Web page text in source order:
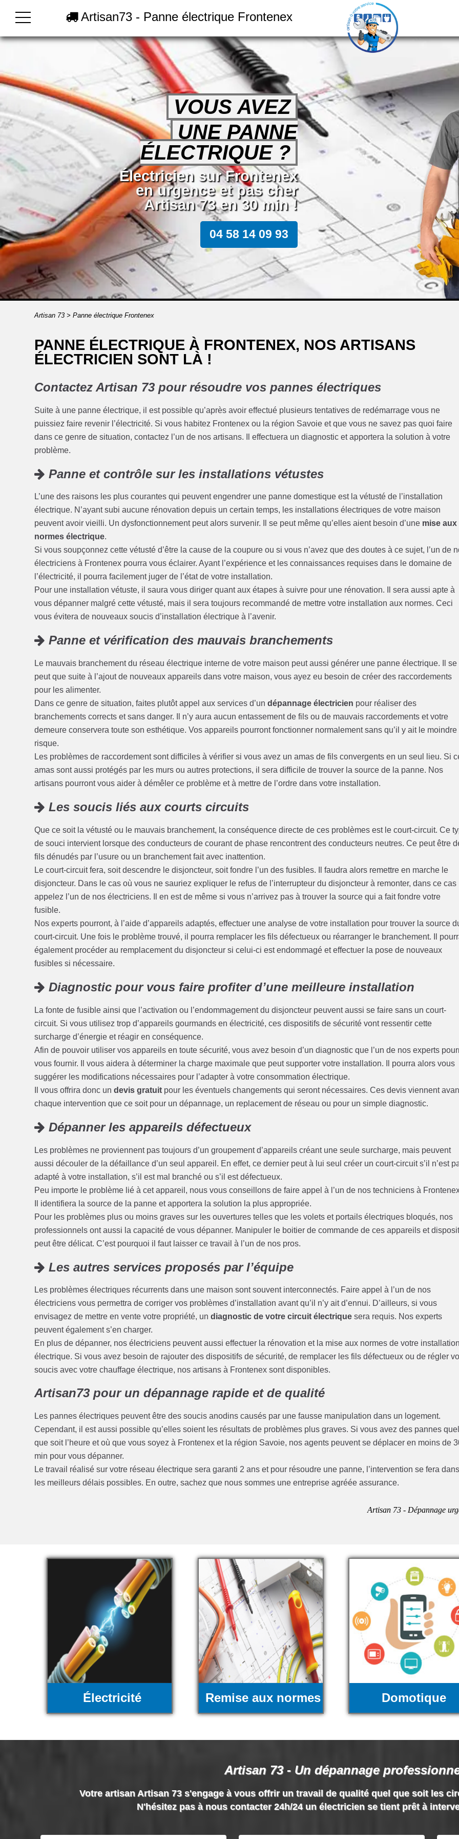
Artisan73 - Panne électrique Frontenex
VOUS AVEZ
UNE PANNE
ÉLECTRIQUE ?
Électricien sur Frontenex
en urgence et pas cher
Artisan 73 en 30 min !
04 58 14 09 93
Artisan 73> Panne électrique Frontenex
PANNE ÉLECTRIQUE À FRONTENEX, NOS ARTISANS
ÉLECTRICIEN SONT LÀ !
Contactez Artisan 73 pour résoudre vos pannes électriques
Suite à une panne électrique, il est possible qu’après avoir effectué plusieurs tentatives de redémarrage vous ne
puissiez faire revenir l’électricité. Si vous habitez Frontenex ou la région Savoie et que vous ne savez pas quoi faire
dans ce genre de situation, contactez l’un de nos artisans. Il effectuera un diagnostic et apportera la solution à votre
problème.
Panne et contrôle sur les installations vétustes
L’une des raisons les plus courantes qui peuvent engendrer une panne domestique est la vétusté de l’installation
électrique. N’ayant subi aucune rénovation depuis un certain temps, les installations électriques de votre maison
peuvent avoir vieilli. Un dysfonctionnement peut alors survenir. Il se peut même qu’elles aient besoin d’une mise aux
normes électrique.
Si vous soupçonnez cette vétusté d’être la cause de la coupure ou si vous n’avez que des doutes à ce sujet, l’un de
électriciens à Frontenex pourra vous éclairer. Ayant l’expérience et les connaissances requises dans le domaine de
l’électricité, il pourra facilement juger de l’état de votre installation.
Pour une installation vétuste, il saura vous diriger quant aux étapes à suivre pour une rénovation. Il sera aussi apte à
vous dépanner malgré cette vétusté, mais il sera toujours recommandé de mettre votre installation aux normes. Ceci
vous évitera de nouveaux soucis d’installation électrique à l’avenir.
Panne et vérification des mauvais branchements
Le mauvais branchement du réseau électrique interne de votre maison peut aussi générer une panne électrique. Il se
peut que suite à l’ajout de nouveaux appareils dans votre maison, vous ayez eu besoin de créer des raccordements
pour les alimenter.
Dans ce genre de situation, faites plutôt appel aux services d’undépannage électricien pour réaliser des
branchements corrects et sans danger. Il n’y aura aucun entassement de fils ou de mauvais raccordements et votre
demeure conservera toute son esthétique. Vos appareils pourront fonctionner normalement sans qu’il y ait le moindre
risque.
Les problèmes de raccordement sont difficiles à vérifier si vous avez un amas de fils convergents en un seul lieu. Si
amas sont aussi protégés par les murs ou autres protections, il sera difficile de trouver la source de la panne. Nos
artisans pourront vous aider à démêler ce problème et à mettre de l’ordre dans votre installation.
Les soucis liés aux courts circuits
Que ce soit la vétusté ou le mauvais branchement, la conséquence directe de ces problèmes est le court-circuit. Ce
de souci intervient lorsque des conducteurs de courant de phase rencontrent des conducteurs neutres. Ce peut être
fils dénudés par l’usure ou un branchement fait avec inattention.
Le court-circuit fera, soit descendre le disjoncteur, soit fondre l’un des fusibles. Il faudra alors remettre en marche le
disjoncteur. Dans le cas où vous ne sauriez expliquer le refus de l’interrupteur du disjoncteur à remonter, dans ce cas
appelez l’un de nos électriciens. Il en est de même si vous n’arrivez pas à trouver la source qui a fait fondre votre
fusible.
Nos experts pourront, à l’aide d’appareils adaptés, effectuer une analyse de votre installation pour trouver la source
court-circuit. Une fois le problème trouvé, il pourra remplacer les fils défectueux ou réarranger le branchement. Il
également procéder au remplacement du disjoncteur si celui-ci est endommagé et effectuer la pose de nouveaux
fusibles si nécessaire.
Diagnostic pour vous faire profiter d’une meilleure installation
La fonte de fusible ainsi que l’activation ou l’endommagement du disjoncteur peuvent aussi se faire sans un court-
circuit. Si vous utilisez trop d’appareils gourmands en électricité, ces dispositifs de sécurité vont ressentir cette
surcharge d’énergie et réagir en conséquence.
Afin de pouvoir utiliser vos appareils en toute sécurité, vous avez besoin d’un diagnostic que l’un de nos experts
vous fournir. Il vous aidera à déterminer la charge maximale que peut supporter votre installation. Il pourra alors vous
suggérer les modifications nécessaires pour l’adapter à votre consommation électrique.
Il vous offrira donc undevis gratuit pour les éventuels changements qui seront nécessaires. Ces devis viennent
chaque intervention que ce soit pour un dépannage, un replacement de réseau ou pour un simple diagnostic.
Dépanner les appareils défectueux
Les problèmes ne proviennent pas toujours d’un groupement d’appareils créant une seule surcharge, mais peuvent
aussi découler de la défaillance d’un seul appareil. En effet, ce dernier peut à lui seul créer un court-circuit s’il n’est
adapté à votre installation, s’il est mal branché ou s’il est défectueux.
Peu importe le problème lié à cet appareil, nous vous conseillons de faire appel à l’un de nos techniciens à
Il identifiera la source de la panne et apportera la solution la plus appropriée.
Pour les problèmes plus ou moins graves sur les ouvertures telles que les volets et portails électriques bloqués, nos
professionnels ont aussi la capacité de vous dépanner. Manipuler le boitier de commande de ces appareils et
peut être délicat. C’est pourquoi il faut laisser ce travail à l’un de nos pros.
Les autres services proposés par l’équipe
Les problèmes électriques récurrents dans une maison sont souvent interconnectés. Faire appel à l’un de nos
électriciens vous permettra de corriger vos problèmes d’installation avant qu’il n’y ait d’ennui. D’ailleurs, si vous
envisagez de mettre en vente votre propriété, undiagnostic de votre circuit électrique sera requis. Nos experts
peuvent également s’en charger.
En plus de dépanner, nos électriciens peuvent aussi effectuer la rénovation et la mise aux normes de votre installation
électrique. Si vous avez besoin de rajouter des dispositifs de sécurité, de remplacer les fils défectueux ou de régler
soucis avec votre chauffage électrique, nos artisans à Frontenex sont disponibles.
Artisan73 pour un dépannage rapide et de qualité
Les pannes électriques peuvent être des soucis anodins causés par une fausse manipulation dans un logement.
Cependant, il est aussi possible qu’elles soient les résultats de problèmes plus graves. Si vous avez des pannes
que soit l’heure et où que vous soyez à Frontenex et la région Savoie, nos agents peuvent se déplacer en moins de
min pour vous dépanner.
Le travail réalisé sur votre réseau électrique sera garanti 2 ans et pour résoudre une panne, l’intervention se fera dans
les meilleurs délais possibles. En outre, sachez que nous sommes une entreprise agréée assurance.
Artisan 73 - Dépannage
Électricité Remise aux normes Domotique
Artisan 73 - Un dépannage
Votre artisan Artisan 73 s'engage à vous offrir un travail de qualité quel que soit les
N'hésitez pas à nous contacter 24h/24 un électricien se tient prêt à